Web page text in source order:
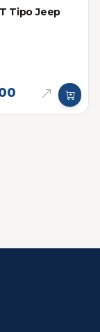
Tipo Jeep